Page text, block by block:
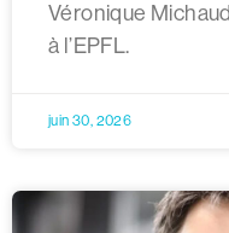
Véronique
à l’EPFL.
juin 30, 2026